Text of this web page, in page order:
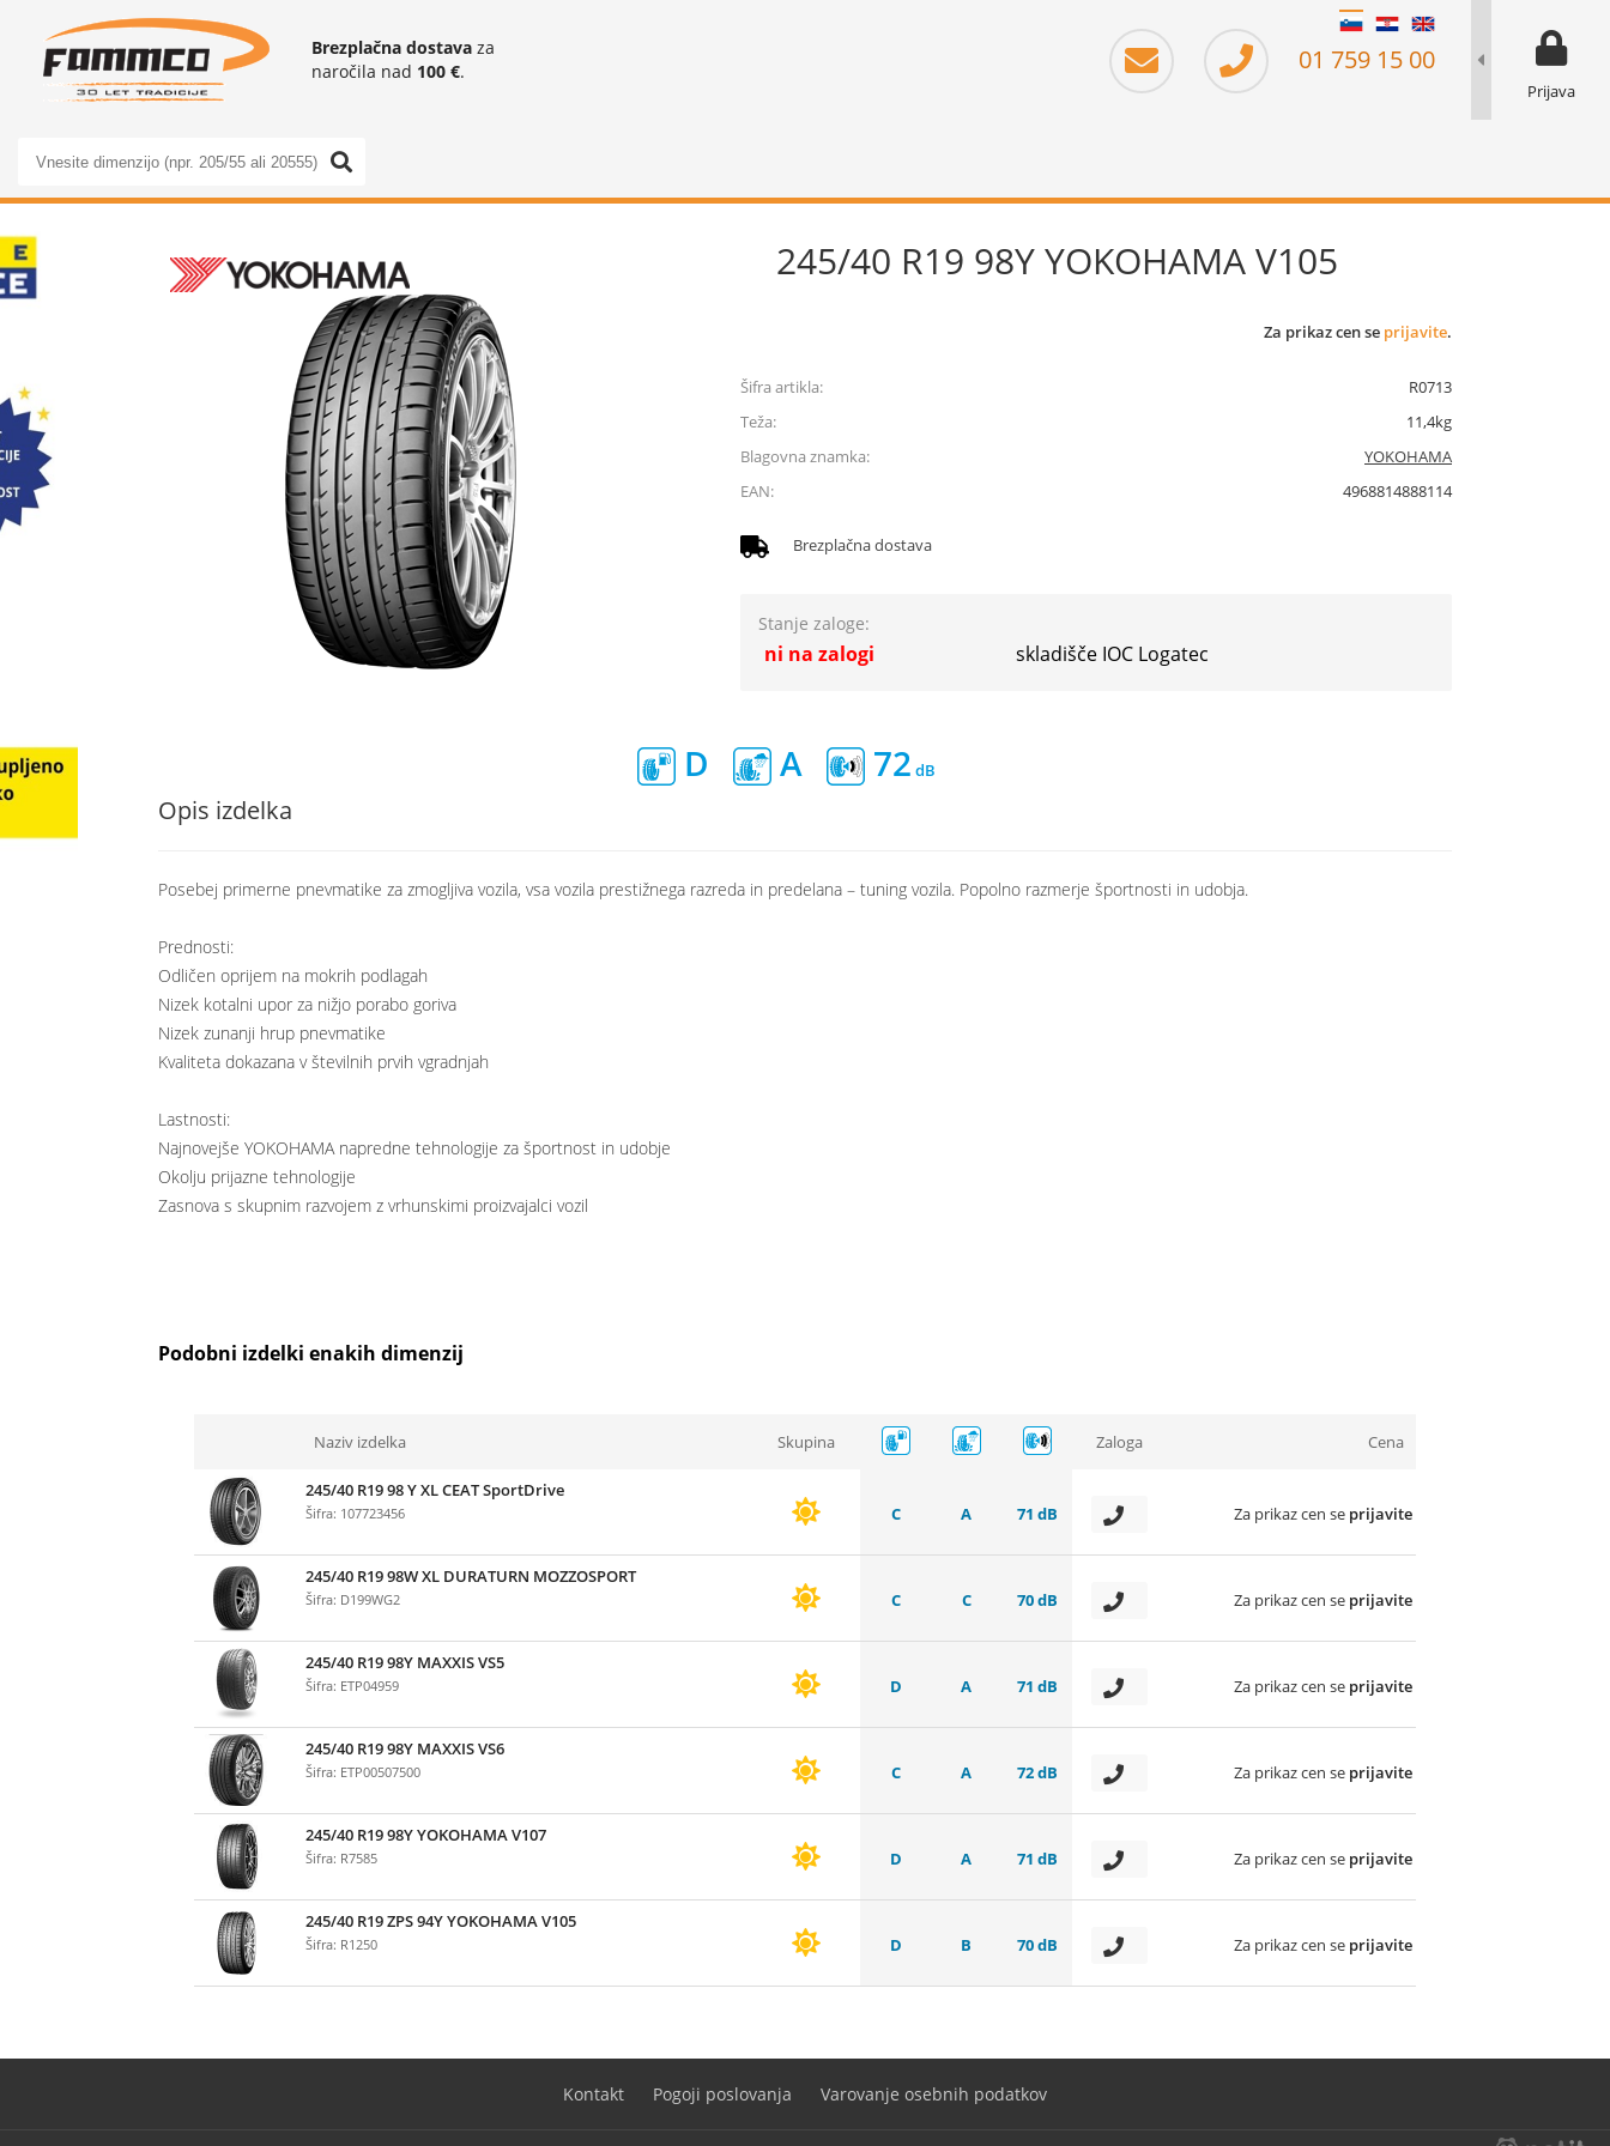
01 759 15 00
prikaz za
Prijava
Brezplačna dostava za
naročila nad 100 €.
245/40 R19 98Y YOKOHAMA V105
Za prikaz cen se prijavite.
Šifra artikla:
R0713
Teža:
11,4kg
Blagovna znamka:
YOKOHAMA
EAN:
4968814888114
Brezplačna dostava
Stanje zaloge:
ni na zalogi skladišče IOC Logatec
D A 72
Opis izdelka
Posebej primerne pnevmatike za zmogljiva vozila, vsa vozila prestižnega razreda in predelana – tuning vozila. Popolno razmerje športnosti in udobja.
Prednosti:
Odličen oprijem na mokrih podlagah
Nizek kotalni upor za nižjo porabo goriva
Nizek zunanji hrup pnevmatike
Kvaliteta dokazana v številnih prvih vgradnjah
Lastnosti:
Najnovejše YOKOHAMA napredne tehnologije za športnost in udobje
Okolju prijazne tehnologije
Zasnova s skupnim razvojem z vrhunskimi proizvajalci vozil
Podobni izdelki enakih dimenzij
Naziv izdelka Skupina Zaloga Cena
245/40 R19 98 Y XL CEAT SportDrive
Šifra: 107723456 C A 71 dB Za prikaz cen se prijavite
245/40 R19 98W XL DURATURN MOZZOSPORT
Šifra: D199WG2 C C 70 dB Za prikaz cen se prijavite
245/40 R19 98Y MAXXIS VS5
Šifra: ETP04959 D A 71 dB Za prikaz cen se prijavite
245/40 R19 98Y MAXXIS VS6
Šifra: ETP00507500 C A 72 dB Za prikaz cen se prijavite
245/40 R19 98Y YOKOHAMA V107
Šifra: R7585 D A 71 dB Za prikaz cen se prijavite
245/40 R19 ZPS 94Y YOKOHAMA V105
Šifra: R1250 D B 70 dB Za prikaz cen se prijavite
Kontakt Pogoji poslovanja Varovanje osebnih podatkov